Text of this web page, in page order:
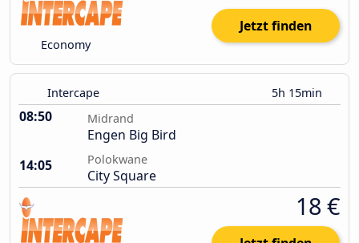
Economy
Jetzt finden
Intercape 5h 15min
08:50 Midrand
Engen Big Bird
14:05
Polokwane
City Square
18 €